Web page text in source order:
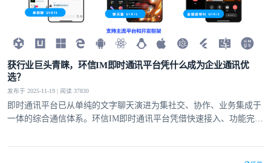
获行业巨头青睐，环信IM即时通讯平台凭什么成为企业通讯优
选？
发布于 2025-11-19 | 阅读 37830
即时通讯平台已从单纯的文字聊天演进为集社交、协作、业务集成于
一体的综合通信体系。环信IM即时通讯平台凭借快速接入、功能完
为各类企业构建核心通讯能力的优选的合作伙伴。